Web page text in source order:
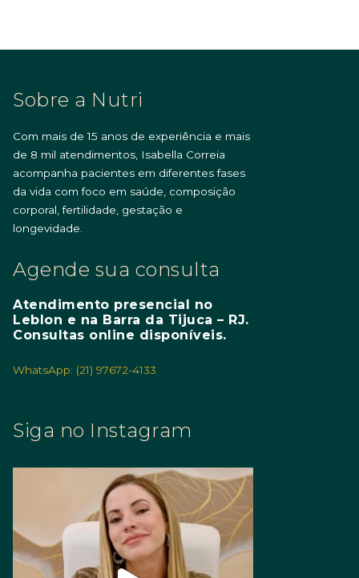
Sobre a Nutri
Com mais de 15 anos de experiência e mais
de 8 mil atendimentos, Isabella Correia
acompanha pacientes em diferentes fases
da vida com foco em saúde, composição
corporal, fertilidade, gestação e
longevidade.
Agende sua consulta
Atendimento presencial no
Leblon e na Barra da Tijuca – RJ.
Consultas online disponíveis.
WhatsApp: (21) 97672-4133
Siga no Instagram